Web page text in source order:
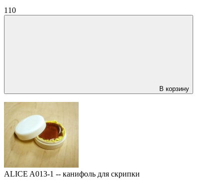
110
В корзину
ALICE A013-1 -- канифоль для скрипки